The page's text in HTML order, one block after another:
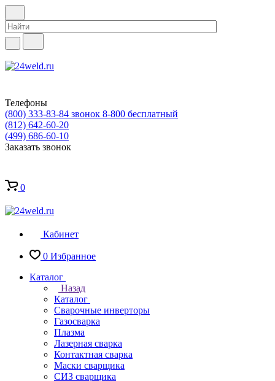
Телефоны
(800) 333-83-84 звонок 8-800 бесплатный
(812) 642-60-20
(499) 686-60-10
Заказать звонок
0
Кабинет
0 Избранное
Каталог
Назад
Каталог
Сварочные инверторы
Газосварка
Плазма
Лазерная сварка
Контактная сварка
Маски сварщика
СИЗ сварщика